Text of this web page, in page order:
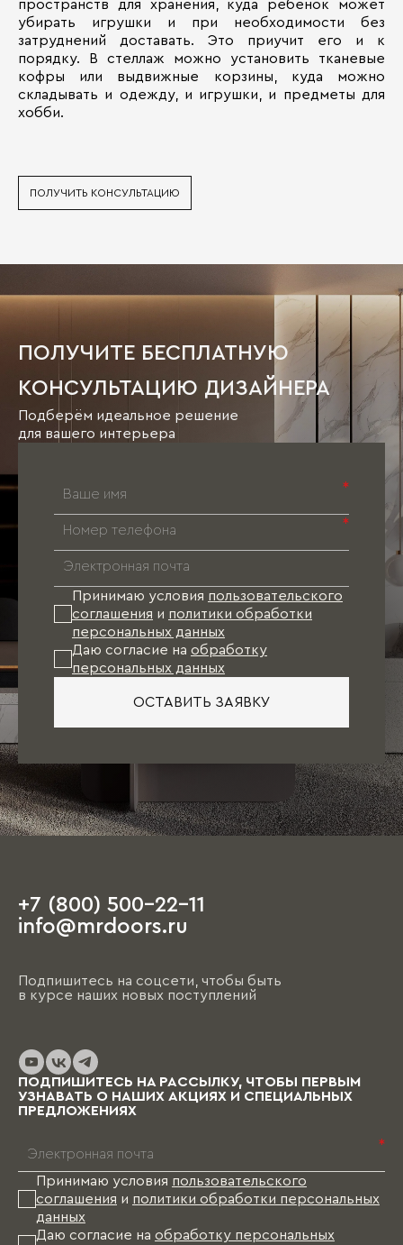
пространств для хранения, куда ребенок может
убирать игрушки и при необходимости без
затруднений доставать. Это приучит его и к
порядку. В стеллаж можно установить тканевые
кофры или выдвижные корзины, куда можно
складывать и одежду, и игрушки, и предметы для
хобби.
ПОЛУЧИТЬ КОНСУЛЬТАЦИЮ
ПОЛУЧИТЕ БЕСПЛАТНУЮ
КОНСУЛЬТАЦИЮ ДИЗАЙНЕРА
Подберём идеальное решение
для вашего интерьера
*
*
Принимаю условия пользовательского
соглашения и политики обработки
персональных данных
Даю согласие на обработку
персональных данных
ОСТАВИТЬ ЗАЯВКУ
+7 (800) 500-22-11
info@mrdoors.ru
Подпишитесь на соцсети, чтобы быть
в курсе наших новых поступлений
ПОДПИШИТЕСЬ НА РАССЫЛКУ, ЧТОБЫ ПЕРВЫМ
УЗНАВАТЬ О НАШИХ АКЦИЯХ И СПЕЦИАЛЬНЫХ
ПРЕДЛОЖЕНИЯХ
*
Принимаю условия пользовательского
соглашения и политики обработки персональных
данных
Даю согласие на обработку персональных